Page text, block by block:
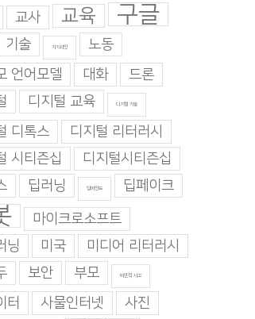
교사 교육 구글
기술 기지과인
노동
언어모델
대화
드론
디지털 교육 디지털 기술
디톡스
디지털 리터러시
시티즌십
디지털시티즌십
딥러닝 딥마인드 딥페이크
마이크로소프트
닝
미국
미디어 리터러시
보안 부모 비판적 사고
터 사물인터넷
사진